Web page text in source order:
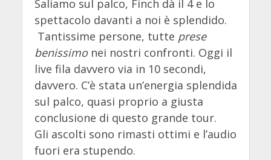
Saliamo sul palco, Finch dà il 4 e lo
spettacolo davanti a noi è splendido.
Tantissime persone, tutte prese
benissimonei nostri confronti. Oggi il
live fila davvero via in 10 secondi,
davvero. C’è stata un’energia splendida
sul palco, quasi proprio a giusta
conclusione di questo grande tour.
Gli ascolti sono rimasti ottimi e l’audio
fuori era stupendo.